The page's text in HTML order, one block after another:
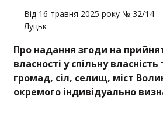
Від 16 травня 2025 року № 32/14
Луцьк
Про надання згоди на
власності у спільну
громад, сіл, селищ, міст
окремого індивідуально